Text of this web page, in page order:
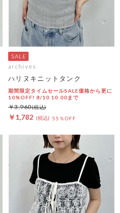
archives
ハリヌキニットタンク
期間限定タイムセールSALE価格から更に
10%OFF! 8/10 10:00まで
￥1,782 55％OFF
￥3,960